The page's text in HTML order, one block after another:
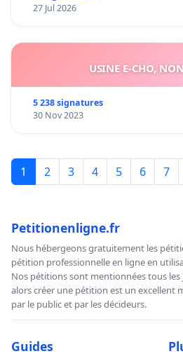
27 Jul 2026
USINE E-CHO,
5 238 signatures
30 Nov 2023
1 2 3 4 5 6 7
Petitionenligne.fr
Nous hébergeons gratuitement les
pétition professionnelle en ligne en
Nos pétitions sont mentionnées tous les
alors créer une pétition est un excellent
par le public et par les décideurs.
Guides